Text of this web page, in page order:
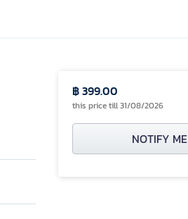
฿ 399.00
this price till 31/08/2026
NOTIFY ME